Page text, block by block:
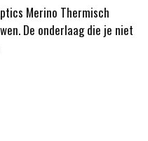
Merino Thermisch
De onderlaag die je niet